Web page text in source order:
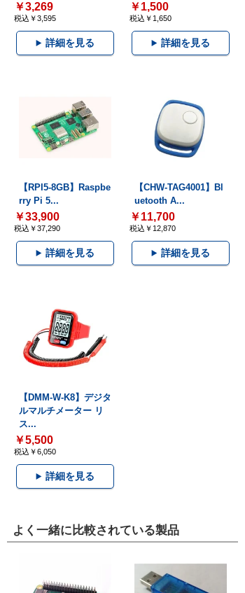
￥3,269
税込￥3,595
詳細を見る
￥1,500
税込￥1,650
詳細を見る
【RPI5-8GB】Raspbe
rry Pi 5...
￥33,900
税込￥37,290
詳細を見る
【CHW-TAG4001】Bl
uetooth A...
￥11,700
税込￥12,870
詳細を見る
【DMM-W-K8】デジタ
ルマルチメーター リ
ス...
￥5,500
税込￥6,050
詳細を見る
よく一緒に比較されている製品